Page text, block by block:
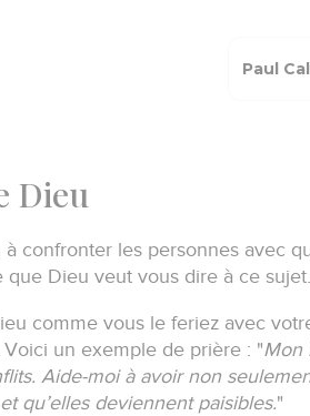
Paul
Dieu
confronter les personnes avec
que Dieu veut vous dire à ce sujet.
comme vous le feriez avec
Voici un exemple de prière : "Mon
Aide-moi à avoir non
qu’elles deviennent paisibles."